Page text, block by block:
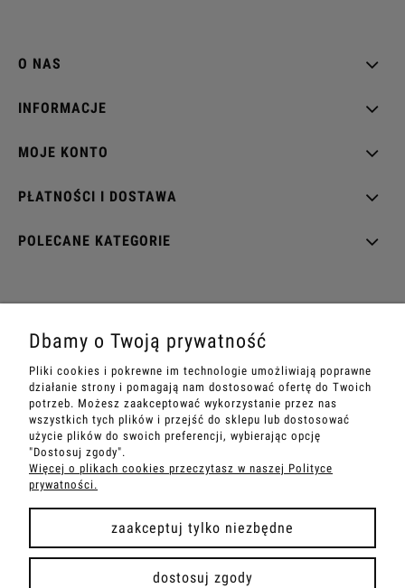
O NAS
INFORMACJE
MOJE KONTO
PŁATNOŚCI I DOSTAWA
POLECANE KATEGORIE
EZOTERRA shop
ul. Rynek Wieluński 28
42-202 Częstochowa
Sandra+48 534 199 007
e-mail:sklep@ezoterra.pl
www.ezoterra.pl
pokaż pełną wersję strony
Dbamy o Twoją prywatność
Pliki cookies i pokrewne im technologie umożliwiają poprawne
działanie strony i pomagają nam dostosować ofertę do Twoich
potrzeb. Możesz zaakceptować wykorzystanie przez nas
wszystkich tych plików i przejść do sklepu lub dostosować
użycie plików do swoich preferencji, wybierając opcję
"Dostosuj zgody".
Więcej o plikach cookies przeczytasz w naszej Polityce
prywatności.
zaakceptuj tylko niezbędne
dostosuj zgody